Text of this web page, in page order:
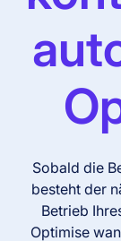
Sobald die
besteht der
Betrieb
Optimise